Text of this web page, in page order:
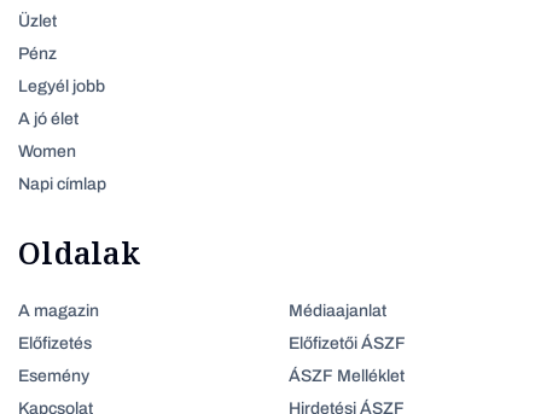
Üzlet
Pénz
Legyél jobb
A jó élet
Women
Napi címlap
Oldalak
A magazin
Előfizetés
Esemény
Kapcsolat
Médiaajanlat
Előfizetői ÁSZF
ÁSZF Melléklet
Hirdetési ÁSZF